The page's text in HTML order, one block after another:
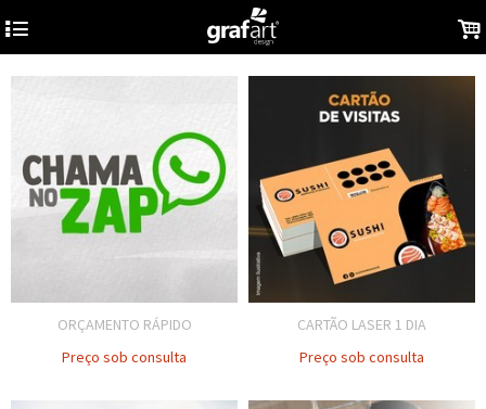
4 .
ORÇAMENTO RÁPIDO
Preço sob consulta
CARTÃO LASER 1 DIA
Preço sob consulta